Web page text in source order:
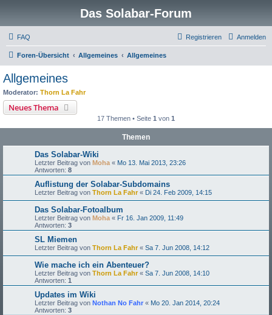
Das Solabar-Forum
FAQ Anmelden
Registrieren
Foren-Übersicht Allgemeines Allgemeines
Allgemeines
Moderator: Thorn La Fahr
Neues Thema
17 Themen • Seite 1 von 1
Themen
Das Solabar-Wiki
Letzter Beitrag von Moha « Mo 13. Mai 2013, 23:26
Antworten: 8
Auflistung der Solabar-Subdomains
Letzter Beitrag von Thorn La Fahr« Di 24. Feb 2009, 14:15
Das Solabar-Fotoalbum
Letzter Beitrag von Moha « Fr 16. Jan 2009, 11:49
Antworten: 3
SL Miemen
Letzter Beitrag von Thorn La Fahr« Sa 7. Jun 2008, 14:12
Wie mache ich ein Abenteuer?
Letzter Beitrag von Thorn La Fahr« Sa 7. Jun 2008, 14:10
Antworten: 1
Updates im Wiki
Letzter Beitrag von Nothan No Fahr « Mo 20. Jan 2014, 20:24
Antworten: 3